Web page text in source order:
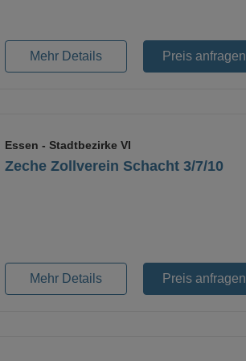
Mehr Details Preis anfragen
Zeche Zollverein Schacht 3/7/10
Essen - Stadtbezirke VI
Mehr Details Preis anfragen